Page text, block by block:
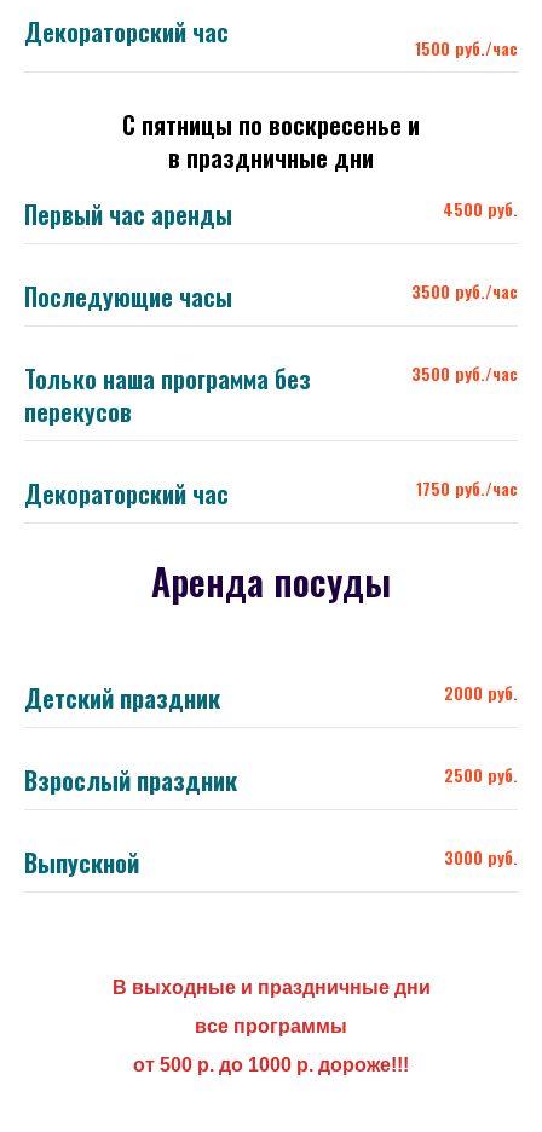
Декораторский час 1500 руб./час
С пятницы по воскресенье и
в праздничные дни
Первый час аренды
4500 руб.
Последующие часы 3500 руб./час
Только наша программа без
перекусов
3500 руб./час
Декораторский час 1750 руб./час
Аренда посуды
Детский праздник 2000 руб.
Взрослый праздник 2500 руб.
Выпускной 3000 руб.
В выходные и праздничные дни
все программы
от 500 р. до 1000 р. дороже!!!